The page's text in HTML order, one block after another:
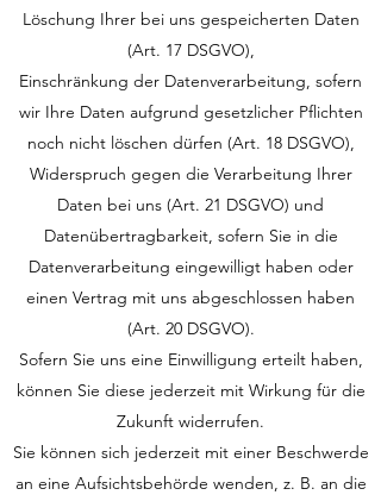
Löschung Ihrer bei uns gespeicherten Daten
(Art. 17 DSGVO),
Einschränkung der Datenverarbeitung, sofern
wir Ihre Daten aufgrund gesetzlicher Pflichten
noch nicht löschen dürfen (Art. 18 DSGVO),
Widerspruch gegen die Verarbeitung Ihrer
Daten bei uns (Art. 21 DSGVO) und
Datenübertragbarkeit, sofern Sie in die
Datenverarbeitung eingewilligt haben oder
einen Vertrag mit uns abgeschlossen haben
(Art. 20 DSGVO).
Sofern Sie uns eine Einwilligung erteilt haben,
können Sie diese jederzeit mit Wirkung für die
Zukunft widerrufen.
Sie können sich jederzeit mit einer Beschwerde
an eine Aufsichtsbehörde wenden, z. B. an die